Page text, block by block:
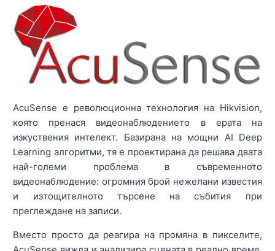
AcuSense е революционна технология на Hikvision,
която пренася видеонаблюдението в ерата на
изкуствения интелект. Базирана на мощни AI Deep
Learning алгоритми, тя е проектирана да решава двата
най-големи проблема в съвременното
видеонаблюдение: огромния брой нежелани известия
и изтощителното търсене на събития при
преглеждане на записи.
Вместо просто да реагира на промяна в пикселите,